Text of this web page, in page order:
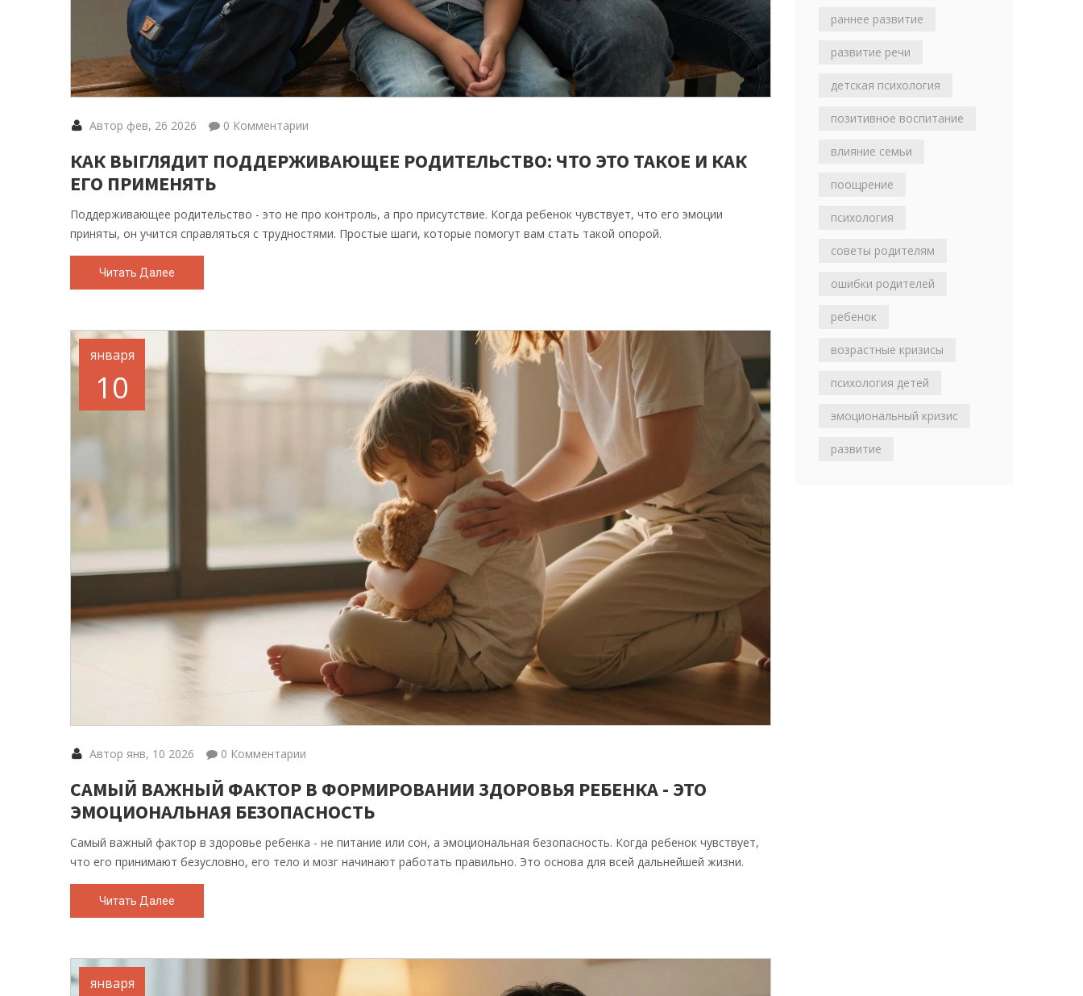
Автор фев, 26 2026 0 Комментарии
КАК ВЫГЛЯДИТ ПОДДЕРЖИВАЮЩЕЕ РОДИТЕЛЬСТВО: ЧТО ЭТО ТАКОЕ И КАК
ЕГО ПРИМЕНЯТЬ
Поддерживающее родительство - это не про контроль, а про присутствие. Когда ребенок чувствует, что его эмоции
приняты, он учится справляться с трудностями. Простые шаги, которые помогут вам стать такой опорой.
Читать Далее
января
10
Автор янв, 10 2026 0 Комментарии
САМЫЙ ВАЖНЫЙ ФАКТОР В ФОРМИРОВАНИИ ЗДОРОВЬЯ РЕБЕНКА - ЭТО
ЭМОЦИОНАЛЬНАЯ БЕЗОПАСНОСТЬ
Самый важный фактор в здоровье ребенка - не питание или сон, а эмоциональная безопасность. Когда ребенок чувствует,
что его принимают безусловно, его тело и мозг начинают работать правильно. Это основа для всей дальнейшей жизни.
Читать Далее
января
раннее развитие
развитие речи
детская психология
позитивное воспитание
влияние семьи
поощрение
психология
советы родителям
ошибки родителей
ребенок
возрастные кризисы
психология детей
эмоциональный кризис
развитие